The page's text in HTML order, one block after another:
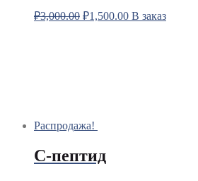
₽3,000.00 ₽1,500.00 В заказ
Распродажа!
С-пептид